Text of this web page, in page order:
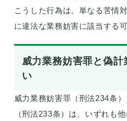
こうした行為は、単なる苦情
に違法な業務妨害に該当する
威力業務妨害罪と偽計
い
威力業務妨害罪（刑法234条
（刑法233条）は、いずれも